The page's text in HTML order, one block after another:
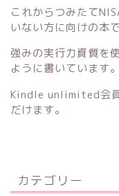
これからつみたて
いない方に向けの本で
強みの実行力資質を
ように書いています。
Kindle unlimited会
だけます。
カテゴリー